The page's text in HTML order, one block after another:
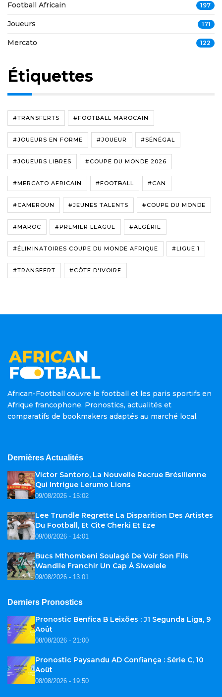
Football Africain 197
Joueurs 171
Mercato 122
Étiquettes
#TRANSFERTS #FOOTBALL MAROCAIN
#JOUEURS EN FORME #JOUEUR #SÉNÉGAL
#JOUEURS LIBRES #COUPE DU MONDE 2026
#MERCATO AFRICAIN #FOOTBALL #CAN
#CAMEROUN #JEUNES TALENTS #COUPE DU MONDE
#MAROC #PREMIER LEAGUE #ALGÉRIE
#ÉLIMINATOIRES COUPE DU MONDE AFRIQUE #LIGUE 1
#TRANSFERT #CÔTE D'IVOIRE
African-Football couvre le football et les paris sportifs en
Afrique francophone. Pronostics, actualités et
comparatifs de bookmakers adaptés au marché local.
Dernières Actualités
Victor Santoro, La Nouvelle Recrue Brésilienne
Qui Intrigue Lerumo Lions
09/08/2026 - 15:02
Lee Trundle Regrette La Disparition Des Artistes
Du Football, Et Cite Cherki Et Eze
09/08/2026 - 14:01
Bucs Mthombeni Soulagé De Voir Son Fils
Wandile Franchir Un Cap À Siwelele
09/08/2026 - 13:01
Derniers Pronostics
Pronostic Benfica B Leixões : J1 Segunda Liga, 9
Août
08/08/2026 - 21:00
Pronostic Paysandu AD Confiança : Série C, 10
Août
08/08/2026 - 19:50